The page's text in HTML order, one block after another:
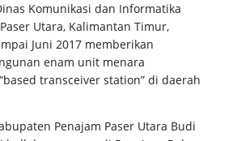
Komunikasi dan Informatika
Utara, Kalimantan Timur,
Juni 2017 memberikan
enam unit menara
transceiver station” di daerah
Penajam Paser Utara Budi